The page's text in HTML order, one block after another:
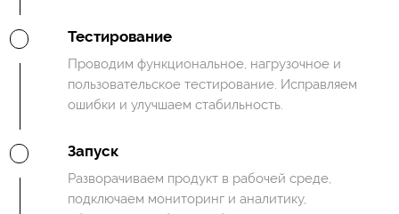
Тестирование
Проводим функциональное, нагрузочное и
пользовательское тестирование. Исправляем
ошибки и улучшаем стабильность.
Запуск
Разворачиваем продукт в рабочей среде,
подключаем мониторинг и аналитику,